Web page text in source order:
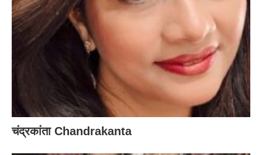
चंद्रकांता Chandrakanta